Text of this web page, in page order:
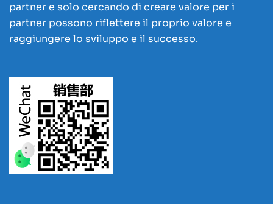
partner e solo cercando di creare valore per i
partner possono riflettere il proprio valore e
raggiungere lo sviluppo e il successo.